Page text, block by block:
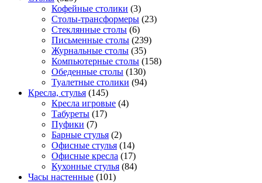
Кофейные столики (3)
Столы-трансформеры (23)
Стеклянные столы (6)
Письменные столы (239)
Журнальные столы (35)
Компьютерные столы (158)
Обеденные столы (130)
Туалетные столики (94)
Кресла, стулья (145)
Кресла игровые (4)
Табуреты (17)
Пуфики (7)
Барные стулья (2)
Офисные стулья (14)
Офисные кресла (17)
Кухонные стулья (84)
Часы настенные (101)